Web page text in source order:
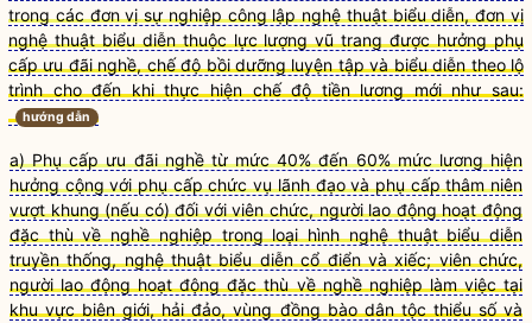
trong các đơn vị sự nghiệp công lập nghệ thuật biểu diễn, đơn vị
nghệ thuật biểu diễn thuộc lực lượng vũ trang được hưởng phụ
cấp ưu đãi nghề, chế độ bồi dưỡng luyện tập và biểu diễn theo lộ
trình cho đến khi thực hiện chế độ tiền lương mới như sau:
hướng dẫn
a) Phụ cấp ưu đãi nghề từ mức 40% đến 60% mức lương hiện
hưởng cộng với phụ cấp chức vụ lãnh đạo và phụ cấp thâm niên
vượt khung (nếu có) đối với viên chức, người lao động hoạt động
đặc thù về nghề nghiệp trong loại hình nghệ thuật biểu diễn
truyền thống, nghệ thuật biểu diễn cổ điển và xiếc; viên chức,
người lao động hoạt động đặc thù về nghề nghiệp làm việc tại
khu vực biên giới, hải đảo, vùng đồng bào dân tộc thiểu số và